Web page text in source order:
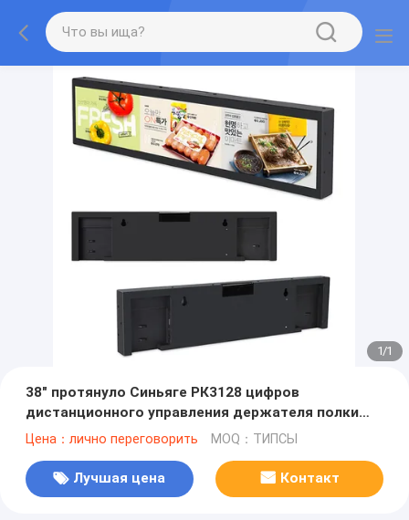
1/1
38" протянуло Синьяге РК3128 цифров
дистанционного управления держателя полки
дисплея ЛКД
Цена：лично переговорить MOQ：ТИПСЫ
Лучшая цена Контакт